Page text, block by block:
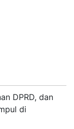
DPRD, dan
di